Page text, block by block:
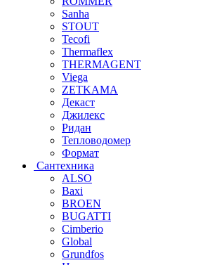
Sanha
STOUT
Tecofi
Thermaflex
THERMAGENT
Viega
ZETKAMA
Декаст
Джилекс
Ридан
Тепловодомер
Формат
Сантехника
ALSO
Baxi
BROEN
BUGATTI
Cimberio
Global
Grundfos